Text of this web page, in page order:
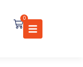
0
Cart